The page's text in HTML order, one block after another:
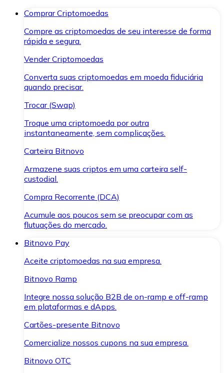
Comprar Criptomoedas
Compre as criptomoedas de seu interesse de forma
rápida e segura.
Vender Criptomoedas
Converta suas criptomoedas em moeda fiduciária
quando precisar.
Trocar (Swap)
Troque uma criptomoeda por outra
instantaneamente, sem complicações.
Carteira Bitnovo
Armazene suas criptos em uma carteira self-
custodial.
Compra Recorrente (DCA)
Acumule aos poucos sem se preocupar com as
flutuações do mercado.
Bitnovo Pay
Aceite criptomoedas na sua empresa.
Bitnovo Ramp
Integre nossa solução B2B de on-ramp e off-ramp
em plataformas e dApps.
Cartões-presente Bitnovo
Comercialize nossos cupons na sua empresa.
Bitnovo OTC